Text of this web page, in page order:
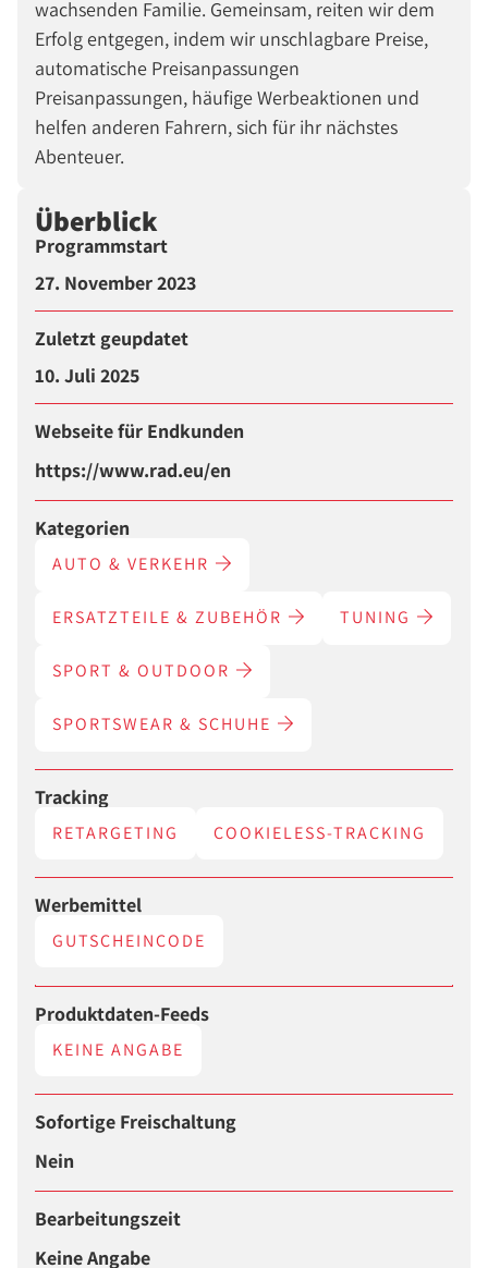
wachsenden Familie. Gemeinsam, reiten wir dem
Erfolg entgegen, indem wir unschlagbare Preise,
automatische Preisanpassungen
Preisanpassungen, häufige Werbeaktionen und
helfen anderen Fahrern, sich für ihr nächstes
Abenteuer.
Überblick
Programmstart
27. November 2023
Zuletzt geupdatet
10. Juli 2025
Webseite für Endkunden
https://www.rad.eu/en
Kategorien
AUTO & VERKEHR
ERSATZTEILE & ZUBEHÖR TUNING
SPORT & OUTDOOR
SPORTSWEAR & SCHUHE
Tracking
RETARGETING COOKIELESS-TRACKING
Werbemittel
GUTSCHEINCODE
Produktdaten-Feeds
KEINE ANGABE
Sofortige Freischaltung
Nein
Bearbeitungszeit
Keine Angabe